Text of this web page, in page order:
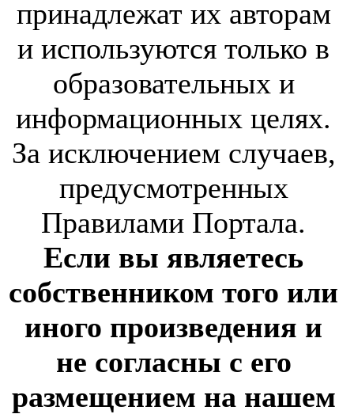
принадлежат их авторам
и используются только в
образовательных и
информационных целях.
За исключением случаев,
предусмотренных
Правилами Портала.
Если вы являетесь
собственником того или
иного произведения и
не согласны с его
размещением на нашем